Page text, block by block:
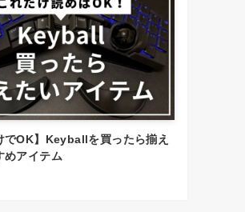
でOK】Keyballを買ったら揃え
めアイテム